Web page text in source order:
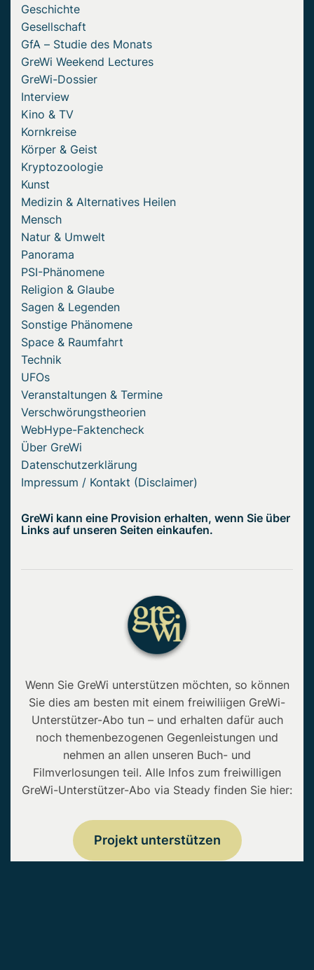
Geschichte
Gesellschaft
GfA – Studie des Monats
GreWi Weekend Lectures
GreWi-Dossier
Interview
Kino & TV
Kornkreise
Körper & Geist
Kryptozoologie
Kunst
Medizin & Alternatives Heilen
Mensch
Natur & Umwelt
Panorama
PSI-Phänomene
Religion & Glaube
Sagen & Legenden
Sonstige Phänomene
Space & Raumfahrt
Technik
UFOs
Veranstaltungen & Termine
Verschwörungstheorien
WebHype-Faktencheck
Über GreWi
Datenschutzerklärung
Impressum / Kontakt (Disclaimer)
GreWi kann eine Provision erhalten, wenn Sie über
Links auf unseren Seiten einkaufen.
Wenn Sie GreWi unterstützen möchten, so können
Sie dies am besten mit einem freiwiliigen GreWi-
Unterstützer-Abo tun – und erhalten dafür auch
noch themenbezogenen Gegenleistungen und
nehmen an allen unseren Buch- und
Filmverlosungen teil. Alle Infos zum freiwilligen
GreWi-Unterstützer-Abo via Steady finden Sie hier:
Projekt unterstützen